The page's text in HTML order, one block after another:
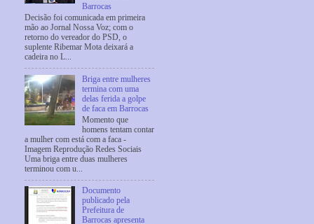
Barrocas
Decisão foi comunicada em primeira
mão ao Jornal Nossa Voz; com o
retorno do vereador do PSD, o
suplente Ribemar Mota deixará a
cadeira no L...
Briga entre mulheres
termina com uma
delas ferida a golpe
de faca em Barrocas
Momento que
homens tentam contar
a mulher com está com a faca -
Imagem Reprodução Redes Sociais
Uma briga entre duas mulheres
terminou com u...
Documento
publicado pela
Prefeitura de
Barrocas apresenta